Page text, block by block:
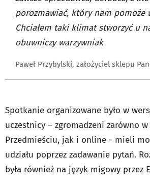
porozmawiać, który nam pomoże
Chciałem taki klimat stworzyć u
obuwniczy warzywniak
Paweł Przybylski, założyciel sklepu
Spotkanie organizowane było w
uczestnicy – zgromadzeni zarówno
Przedmieściu, jak i online - mieli
udziału poprzez zadawanie pytań.
była również na język migowy przez